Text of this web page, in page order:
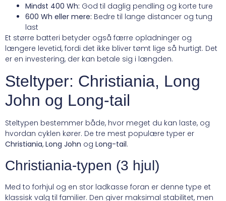
Mindst 400 Wh: God til daglig pendling og korte ture
600 Wh eller mere: Bedre til lange distancer og tung
last
Et større batteri betyder også færre opladninger og
længere levetid, fordi det ikke bliver tømt lige så hurtigt. Det
er en investering, der kan betale sig i længden.
Steltyper: Christiania, Long
John og Long-tail
Steltypen bestemmer både, hvor meget du kan laste, og
hvordan cyklen kører. De tre mest populære typer er
Christiania, Long John og Long-tail.
Christiania-typen (3 hjul)
Med to forhjul og en stor ladkasse foran er denne type et
klassisk valg til familier. Den giver maksimal stabilitet, men